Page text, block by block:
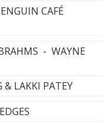
CAFÉ
- WAYNE
& LAKKI PATEY